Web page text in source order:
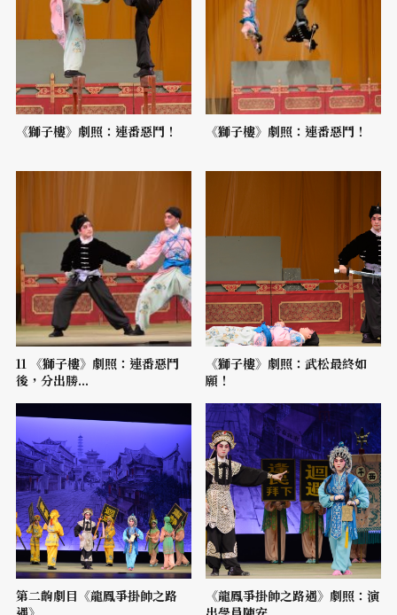
《獅子樓》劇照：連番惡鬥！ 《獅子樓》劇照：連番惡鬥！
11 《獅子樓》劇照：連番惡鬥
後，分出勝...
《獅子樓》劇照：武松最終如
願！
第二齣劇目《龍鳳爭掛帥之路
《龍鳳爭掛帥之路遇》劇照：演